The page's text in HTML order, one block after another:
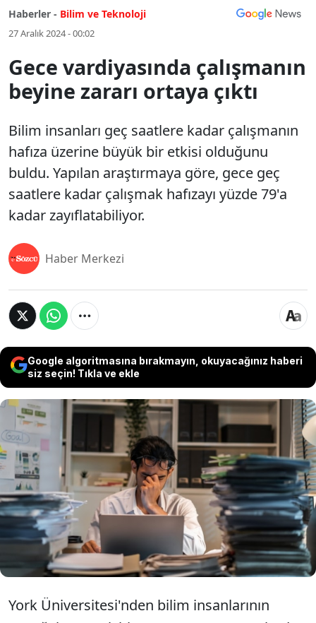
Haberler - Bilim ve Teknoloji
27 Aralık 2024 - 00:02
Gece vardiyasında çalışmanın
beyine zararı ortaya çıktı
Bilim insanları geç saatlere kadar çalışmanın
hafıza üzerine büyük bir etkisi olduğunu
buldu. Yapılan araştırmaya göre, gece geç
saatlere kadar çalışmak hafızayı yüzde 79'a
kadar zayıflatabiliyor.
Haber Merkezi
Google algoritmasına bırakmayın, okuyacağınız haberi
siz seçin! Tıkla ve ekle
Bilim insanları geç saatlere kadar çalışmanın
hafıza üzerine büyük bir etkisi olduğunu
buldu. Yapılan araştırmaya göre, gece geç
saatlere kadar çalışmak hafızayı yüzde 79'a
kadar zayıflatabiliyor.
York Üniversitesi'nden bilim insanlarının